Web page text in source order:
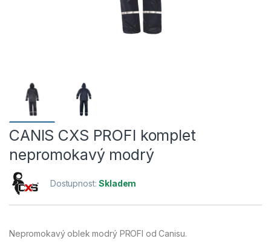
CANIS CXS PROFI komplet
nepromokavý modrý
Dostupnost:Skladem
Nepromokavý oblek modrý PROFI od Canisu.